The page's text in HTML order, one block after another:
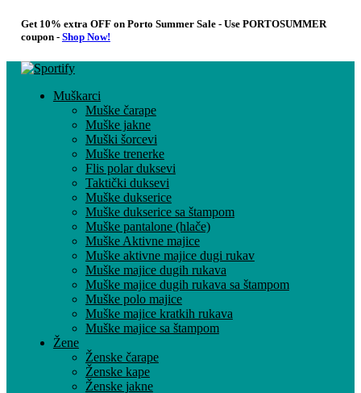
Get 10% extra OFF on Porto Summer Sale - Use PORTOSUMMER
coupon - Shop Now!
Muškarci
Muške čarape
Muške jakne
Muški šorcevi
Muške trenerke
Flis polar duksevi
Taktički duksevi
Muške dukserice
Muške dukserice sa štampom
Muške pantalone (hlače)
Muške Aktivne majice
Muške aktivne majice dugi rukav
Muške majice dugih rukava
Muške majice dugih rukava sa štampom
Muške polo majice
Muške majice kratkih rukava
Muške majice sa štampom
Žene
Ženske čarape
Ženske kape
Ženske jakne